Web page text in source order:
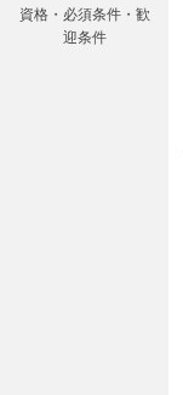
資格・必須条件・歓
迎条件